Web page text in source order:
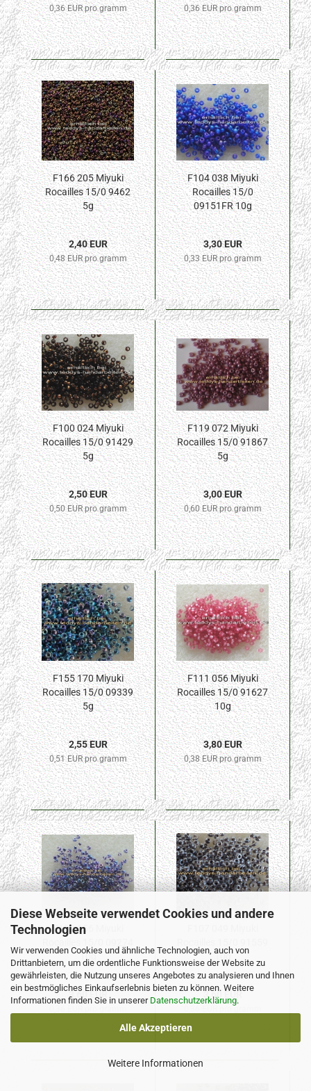
Diese Webseite verwendet Cookies und andere
Technologien
Wir verwenden Cookies und ähnliche Technologien, auch von
Drittanbietern, um die ordentliche Funktionsweise der Website zu
gewährleisten, die Nutzung unseres Angebotes zu analysieren und Ihnen
ein bestmögliches Einkaufserlebnis bieten zu können. Weitere
Informationen finden Sie in unserer Datenschutzerklärung.
Alle Akzeptieren
Weitere Informationen
0,36 EUR pro gramm 0,36 EUR pro gramm
F166 205 Miyuki
Rocailles 15/0 9462
5g
2,40 EUR
0,48 EUR pro gramm
F104 038 Miyuki
Rocailles 15/0
09151FR 10g
3,30 EUR
0,33 EUR pro gramm
F100 024 Miyuki
Rocailles 15/0 91429
5g
2,50 EUR
0,50 EUR pro gramm
F119 072 Miyuki
Rocailles 15/0 91867
5g
3,00 EUR
0,60 EUR pro gramm
F155 170 Miyuki
Rocailles 15/0 09339
5g
2,55 EUR
0,51 EUR pro gramm
F111 056 Miyuki
Rocailles 15/0 91627
10g
3,80 EUR
0,38 EUR pro gramm
F152 156 Miyuki
10g
3,60 EUR
10g
3,60 EUR